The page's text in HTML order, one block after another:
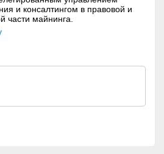
и консалтингом в правовой и
части майнинга.